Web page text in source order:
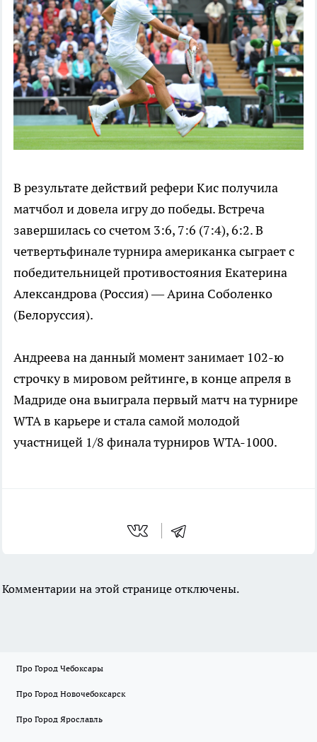
В результате действий рефери Кис получила
матчбол и довела игру до победы. Встреча
завершилась со счетом 3:6, 7:6 (7:4), 6:2. В
четвертьфинале турнира американка сыграет с
победительницей противостояния Екатерина
Александрова (Россия) — Арина Соболенко
(Белоруссия).
Андреева на данный момент занимает 102-ю
строчку в мировом рейтинге, в конце апреля в
Мадриде она выиграла первый матч на турнире
WTA в карьере и стала самой молодой
участницей 1/8 финала турниров WTA-1000.
Комментарии на этой странице отключены.
Про Город Чебоксары
Про Город Новочебоксарск
Про Город Ярославль